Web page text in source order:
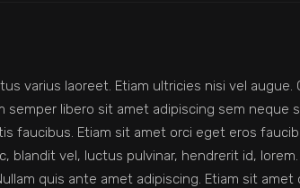
varius laoreet. Etiam ultricies nisi vel augue.
libero sit amet adipiscing sem neque
faucibus. Etiam sit amet orci eget eros
blandit vel, luctus pulvinar, hendrerit id, lorem.
quis ante amet adipiscing. Etiam sit amet